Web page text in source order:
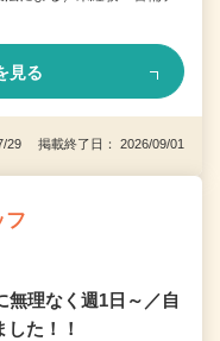
見る
29 掲載終了日： 2026/09/01
フ
無理なく週1日～／自
た！！